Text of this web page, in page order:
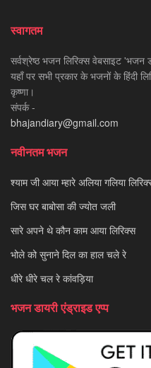
स्वागतम
सर्वश्रेष्ठ भजन लिरिक्स वेबसाइट 'भजन
यहाँ पर सभी प्रकार के भजनों के हिंदी
कृष्णा।
संपर्क -
bhajandiary@gmail.com
नवीनतम भजन
श्याम जी आया म्हारे अलिया गलिया
जिस घर बाबोसा की ज्योत जली
सारे अपने थे कौन काम आया लिरिक्स
भोले को सुनाने दिल का हाल चले रे
धीरे धीरे चल रे कांवड़िया
भजन डायरी एंड्राइड एप्प